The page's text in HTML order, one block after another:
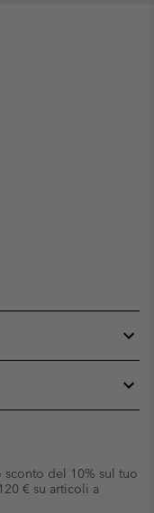
sconto del 10% sul tuo
€ su articoli a